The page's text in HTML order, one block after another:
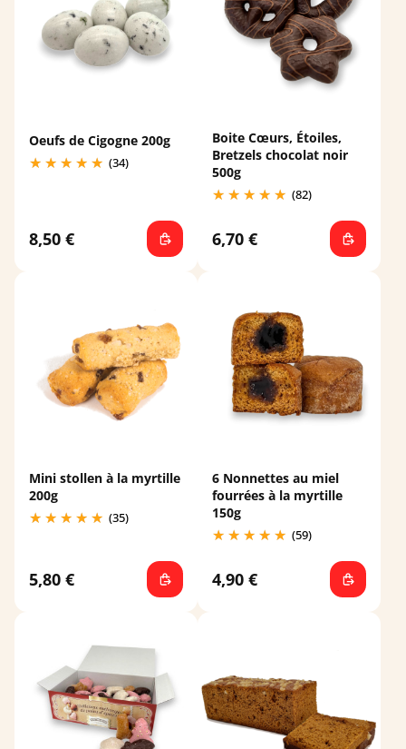
Oeufs de Cigogne 200g
(34)
8,50 €
Boite Cœurs, Étoiles,
Bretzels chocolat noir
500g
(82)
6,70 €
Mini stollen à la myrtille
200g
(35)
5,80 €
6 Nonnettes au miel
fourrées à la myrtille
150g
(59)
4,90 €